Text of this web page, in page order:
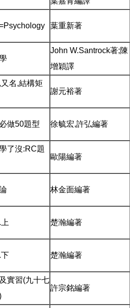
葉重新著
John W.Santrock著;陳
增穎譯
名,結構矩
謝元裕著
做50題型 徐毓宏,許弘編著
了沒:RC題
歐陽編著
林金面編著
楚瀚編著
楚瀚編著
實習(九十七
許宗銘編著